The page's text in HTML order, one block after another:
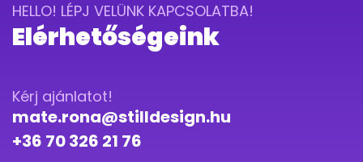
HELLO! LÉPJ VELÜNK KAPCSOLATBA!
Elérhetőségeink
Kérj ajánlatot!
mate.rona@stilldesign.hu
+36 70 326 21 76